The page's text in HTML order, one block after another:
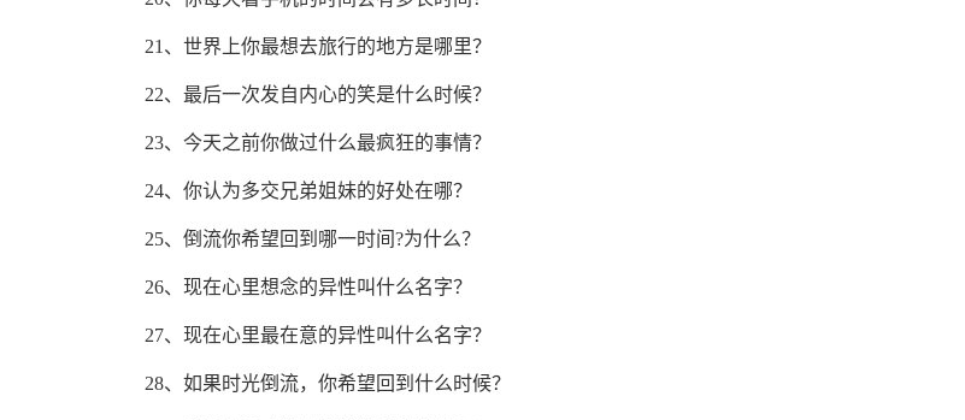
21、世界上你最想去旅行的地方是哪里？
22、最后一次发自内心的笑是什么时候？
23、今天之前你做过什么最疯狂的事情？
24、你认为多交兄弟姐妹的好处在哪？
25、倒流你希望回到哪一时间?为什么？
26、现在心里想念的异性叫什么名字？
27、现在心里最在意的异性叫什么名字？
28、如果时光倒流，你希望回到什么时候？